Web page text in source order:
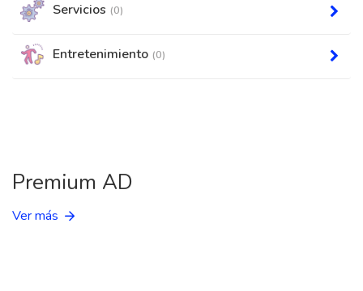
Servicios (0)
Entretenimiento (0)
Premium AD
Ver más